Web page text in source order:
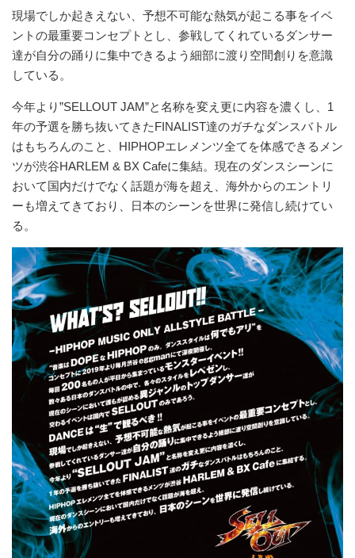
現場でしか起きえない、予想不可能な熱気が起こる事をイベ
ントの最重要コンセプトとし、参戦してくれているダンサー
達が自分の踊りに集中できるよう細部に渡り空間創りを意識
している。
今年より”SELLOUT JAM”と名称を変え更に内容を濃くし、1
年の予選を勝ち抜いてきたFINALIST達のガチなダンスバトル
はもちろんのこと、HIPHOPエレメンツ全てを体感できるメン
ツが渋谷HARLEM & BX Cafeに集結。現在のダンスシーンに
おいて国内だけでなく話題が海を超え、海外からのエントリ
ーも増えてきており、日本のシーンを世界に発信し続けてい
る。